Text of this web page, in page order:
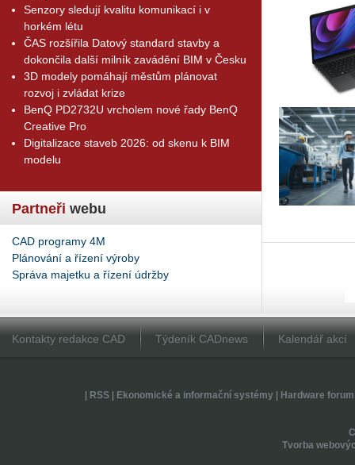
Senzory sledují kvalitu komunikací i v
horkém létu
ČAS rozšířila Datový standard stavby a
dokončila další milník zavádění BIM v Česku
3D modely pomáhají městům plánovat
rozvoj i zvládat krize
BenQ PD2732U vrcholem nové řady BenQ
Creative Pro
Digitalizace staveb 2026: od skenu k BIM
modelu
Partneři webu
CAD programy 4M
Plánování a řízení výroby
Správa majetku a řízení údržby
Kontakty redakce CAD Týdeník CADnews Kalendář akcí
RSS| Ekonomické a informační systémy| Hardware forum
Tvorba